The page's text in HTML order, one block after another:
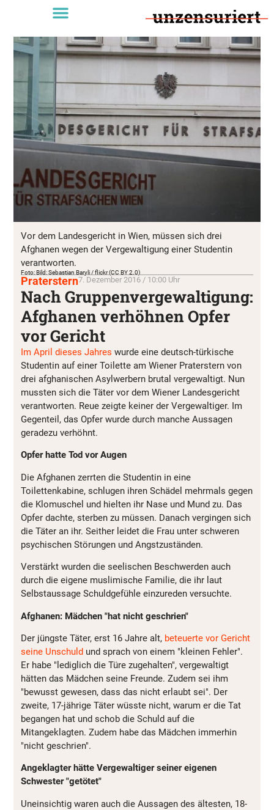
Vor dem Landesgericht in Wien, müssen sich drei
Afghanen wegen der Vergewaltigung einer Studentin
verantworten.
Foto: Bild: Sebastian Baryli / flickr (CC BY 2.0)
Praterstern7. Dezember 2016 / 10:00 Uhr
Nach Gruppenvergewaltigung:
Afghanen verhöhnen Opfer
vor Gericht
Im April dieses Jahres wurde eine deutsch-türkische
Studentin aufeiner Toilette am Wiener Praterstern von
drei afghanischen Asylwerbern brutal vergewaltigt. Nun
mussten sich die Täter vor dem Wiener Landesgericht
verantworten. Reue zeigte keiner der Vergewaltiger. Im
Gegenteil , das Opfer wurde durch manche Aussagen
geradezu verhöhnt.
Opfer hatte Tod vorAugen
Die Afghanen zerrten die Studentin in eine
Toilettenkabine, schlugen ihren Schädel mehrmals gegen
die Klomuschel und hielten ihr Nase und Mund zu. Das
Opfer dachte, sterben zu müssen. Danach vergingen sich
die Täter an ihr. Seither leidet die Frau unter schweren
psychischen Störungen und Angstzuständen.
Verstärkt wurden die seelischen Beschwerden auch
durch die eigene muslimische Familie, die ihr laut
Selbstaussage Schuldgefühle einzureden versuchte.
Afghanen: Mädchen "hat nicht geschrien"
Der jüngste Täter, erst 16 Jahre alt, beteuerte vor Gericht
seine Unschuld und sprach von einem "kleinen Fehler".
Er habe " lediglich die Türe zugehalten", vergewaltigt
hätten das Mädchen seine Freunde. Zudem sei ihm
"bewusst gewesen, dass das nicht erlaubt sei". Der
zweite, 17-jährige Täter wüsste nicht, warum er die Tat
begangen hat und schob die Schuld auf die
Mitangeklagten. Zudem habe das Mädchen immerhin
"nicht geschrien".
Angeklagter hätte Vergewaltigerseinereigenen
Schwester"getötet"
Uneinsichtig waren auch die Aussagen des ältesten, 18-